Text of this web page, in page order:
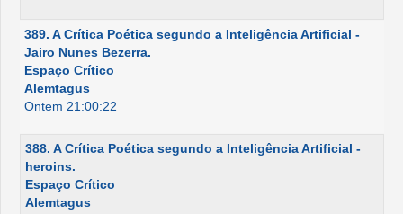
389. A Crítica Poética segundo a Inteligência Artificial -
Jairo Nunes Bezerra.
Espaço Crítico
Alemtagus
Ontem 21:00:22
388. A Crítica Poética segundo a Inteligência Artificial -
heroins.
Espaço Crítico
Alemtagus